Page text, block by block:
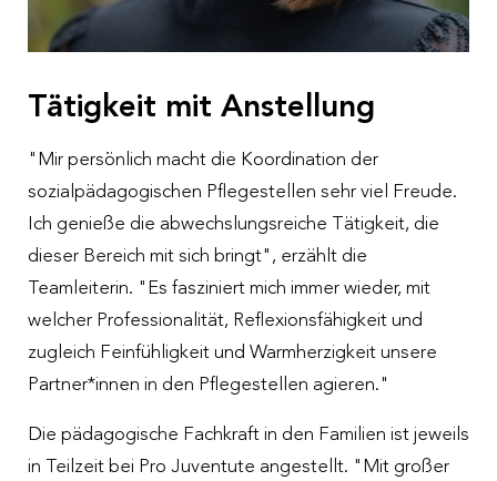
Tätigkeit mit Anstellung
"Mir persönlich macht die Koordination der
sozialpädagogischen Pflegestellen sehr viel Freude.
Ich genieße die abwechslungsreiche Tätigkeit, die
dieser Bereich mit sich bringt", erzählt die
Teamleiterin. "Es fasziniert mich immer wieder, mit
welcher Professionalität, Reflexionsfähigkeit und
zugleich Feinfühligkeit und Warmherzigkeit unsere
Partner*innen in den Pflegestellen agieren."
Die pädagogische Fachkraft in den Familien ist jeweils
in Teilzeit bei Pro Juventute angestellt. "Mit großer